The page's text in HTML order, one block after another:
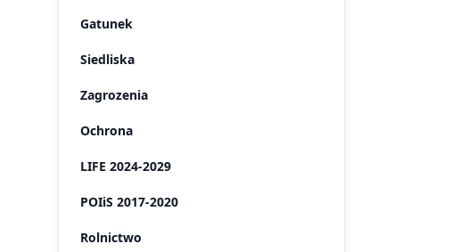
Gatunek
Siedliska
Zagrozenia
Ochrona
LIFE 2024-2029
POIiS 2017-2020
Rolnictwo